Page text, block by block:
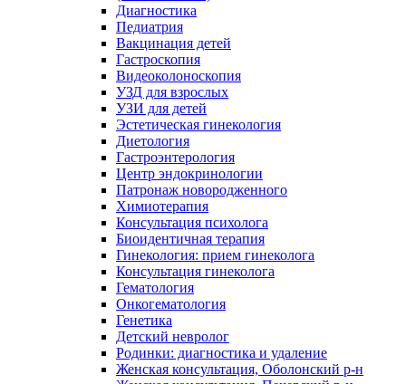
Диагностика
Педиатрия
Вакцинация детей
Гастроскопия
Видеоколоноскопия
УЗД для взрослых
УЗИ для детей
Эстетическая гинекология
Диетология
Гастроэнтерология
Центр эндокринологии
Патронаж новородженного
Химиотерапия
Консультация психолога
Биоидентичная терапия
Гинекология: прием гинеколога
Консультация гинеколога
Гематология
Онкогематология
Генетика
Детский невролог
Родинки: диагностика и удаление
Женская консультация, Оболонский р-н